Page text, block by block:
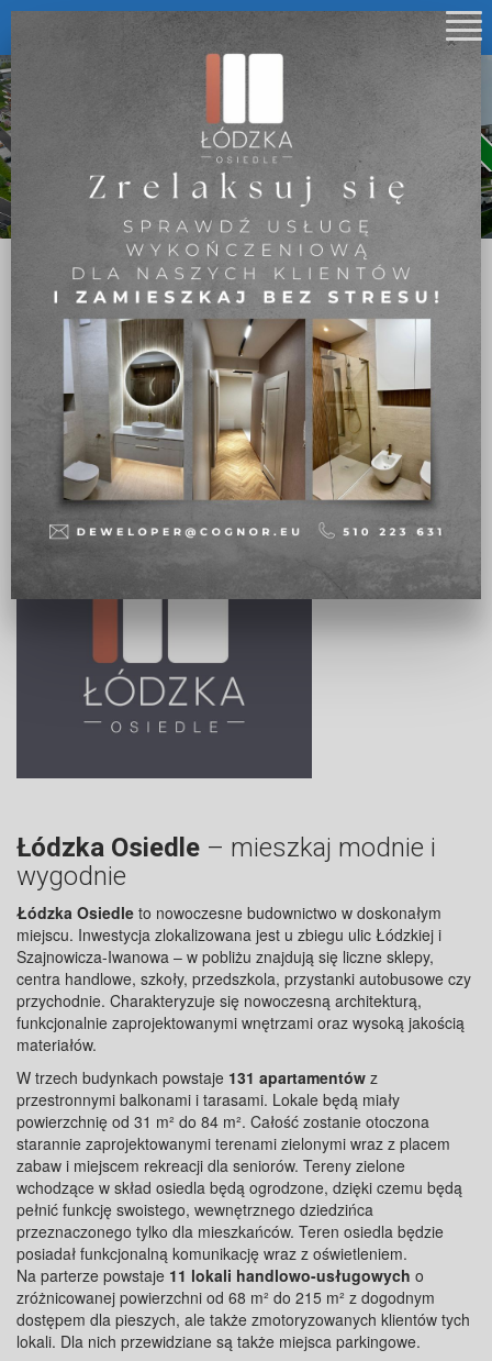
Cognor Mieszkania Częstochowa Parkitka
Łódzka Osiedle
Częstochowa Parkitkaul. Łódzka
Zobacz wizualizację osiedla
Łódzka Osiedle – mieszkaj modnie i
wygodnie
Łódzka Osiedle to nowoczesne budownictwo w doskonałym
miejscu. Inwestycja zlokalizowana jest u zbiegu ulic Łódzkiej i
Szajnowicza-Iwanowa – w pobliżu znajdują się liczne sklepy,
centra handlowe, szkoły, przedszkola, przystanki autobusowe czy
przychodnie. Charakteryzuje się nowoczesną architekturą,
funkcjonalnie zaprojektowanymi wnętrzami oraz wysoką jakością
materiałów.
W trzech budynkach powstaje 131 apartamentów z
przestronnymi balkonami i tarasami. Lokale będą miały
powierzchnię od 31 m² do 84 m². Całość zostanie otoczona
starannie zaprojektowanymi terenami zielonymi wraz z placem
zabaw i miejscem rekreacji dla seniorów. Tereny zielone
wchodzące w skład osiedla będą ogrodzone, dzięki czemu będą
pełnić funkcję swoistego, wewnętrznego dziedzińca
przeznaczonego tylko dla mieszkańców. Teren osiedla będzie
posiadał funkcjonalną komunikację wraz z oświetleniem.
Na parterze powstaje 11 lokali handlowo-usługowych o
zróżnicowanej powierzchni od 68 m² do 215 m² z dogodnym
dostępem dla pieszych, ale także zmotoryzowanych klientów tych
lokali. Dla nich przewidziane są także miejsca parkingowe.
Cognor Holding SA. sp. k. ×